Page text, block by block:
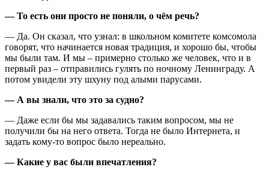
— То есть они просто не поняли, о чём речь?
— Да. Он сказал, что узнал: в школьном комитете комсомола
говорят, что начинается новая традиция, и хорошо бы, чтобы
мы были там. И мы – примерно столько же человек, что и в
первый раз – отправились гулять по ночному Ленинграду. А
потом увидели эту шхуну под алыми парусами.
— А вы знали, что это за судно?
— Даже если бы мы задавались таким вопросом, мы не
получили бы на него ответа. Тогда не было Интернета, и
задать кому-то вопрос было нереально.
— Какие у вас были впечатления?